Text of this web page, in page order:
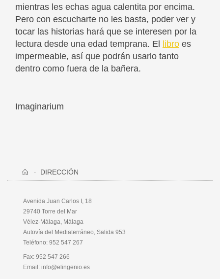
mientras les echas agua calentita por encima.
Pero con escucharte no les basta, poder ver y
tocar las historias hará que se interesen por la
lectura desde una edad temprana. El
libro es
impermeable, así que podrán usarlo tanto
dentro como fuera de la bañera.
Imaginarium
DIRECCIÓN
Avenida Juan Carlos I, 18
29740 Torre del Mar
Vélez-Málaga, Málaga
Autovía del Mediaterráneo, Salida 953
Teléfono: 952 547 267
Fax: 952 547 266
Email: info@elingenio.es